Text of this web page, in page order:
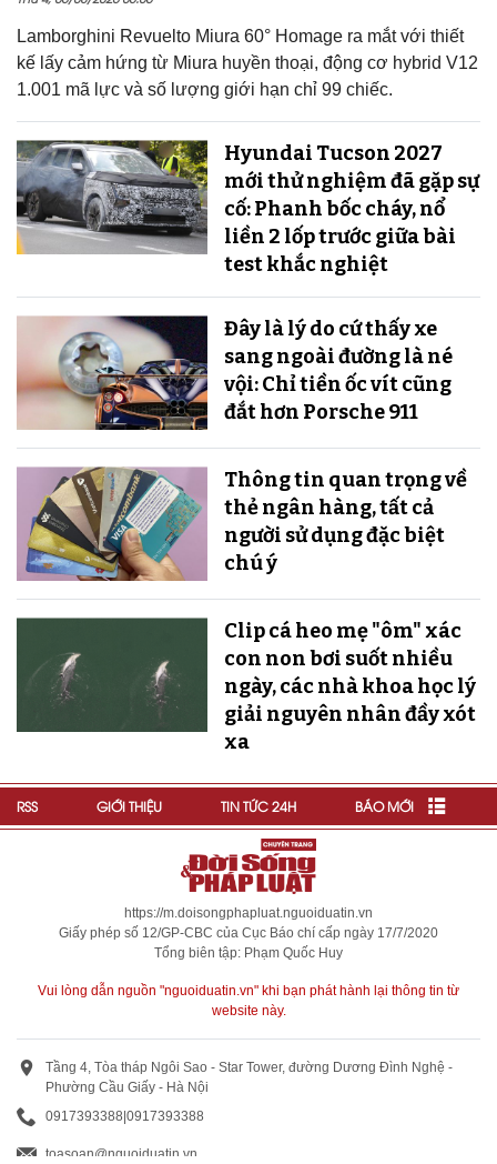
Lamborghini Revuelto Miura 60° Homage ra mắt với thiết
kế lấy cảm hứng từ Miura huyền thoại, động cơ hybrid V12
1.001 mã lực và số lượng giới hạn chỉ 99 chiếc.
Hyundai Tucson 2027
mới thử nghiệm đã gặp sự
cố: Phanh bốc cháy, nổ
liền 2 lốp trước giữa bài
test khắc nghiệt
Đây là lý do cứ thấy xe
sang ngoài đường là né
vội: Chỉ tiền ốc vít cũng
đắt hơn Porsche 911
Thông tin quan trọng về
thẻ ngân hàng, tất cả
người sử dụng đặc biệt
chú ý
Clip cá heo mẹ "ôm" xác
con non bơi suốt nhiều
ngày, các nhà khoa học lý
giải nguyên nhân đầy xót
xa
RSS GIỚI THIỆU TIN TỨC 24H BÁO MỚI
https://m.doisongphapluat.nguoiduatin.vn
Giấy phép số 12/GP-CBC của Cục Báo chí cấp ngày 17/7/2020
Tổng biên tập: Phạm Quốc Huy
Vui lòng dẫn nguồn "nguoiduatin.vn" khi bạn phát hành lại thông tin từ
website này.
Tầng 4, Tòa tháp Ngôi Sao - Star Tower, đường Dương Đình Nghệ -
Phường Cầu Giấy - Hà Nội
0917393388 0917393388
toasoan@nguoiduatin.vn